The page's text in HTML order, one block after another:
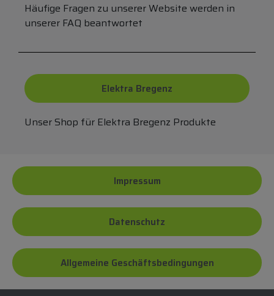
Häufige Fragen zu unserer Website werden in
unserer FAQ beantwortet
Elektra Bregenz
Unser Shop für Elektra Bregenz Produkte
Impressum
Datenschutz
Allgemeine Geschäftsbedingungen